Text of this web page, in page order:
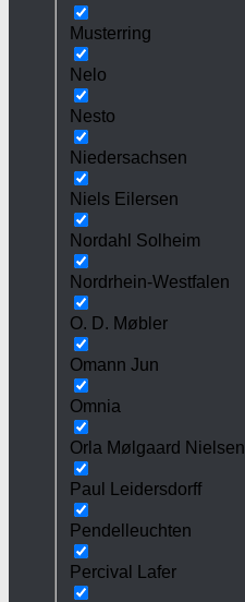
Musterring
Nelo
Nesto
Niedersachsen
Niels Eilersen
Nordahl Solheim
Nordrhein-Westfalen
O. D. Møbler
Omann Jun
Omnia
Orla Mølgaard Nielsen
Paul Leidersdorff
Pendelleuchten
Percival Lafer